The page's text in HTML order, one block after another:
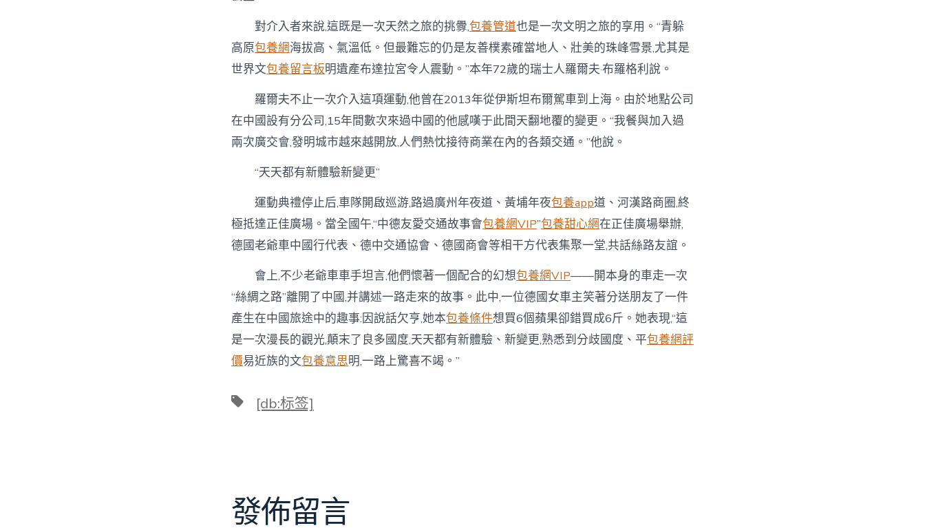
對介入者來說,這既是一次天然之旅的挑釁,包養管道也是一次文明之旅的享用。“青躲
高原包養網海拔高、氣溫低。但最難忘的仍是友善樸素確當地人、壯美的珠峰雪景,尤其是
世界文包養留言板明遺產布達拉宮令人震動。”本年72歲的瑞士人羅爾夫·布羅格利說。
羅爾夫不止一次介入這項運動,他曾在2013年從伊斯坦布爾駕車到上海。由於地點公司
在中國設有分公司,15年間數次來過中國的他感嘆于此間天翻地覆的變更。“我餐與加入過
兩次廣交會,發明城市越來越開放,人們熱忱接待商業在內的各類交通。”他說。
“天天都有新體驗新變更”
運動典禮停止后,車隊開啟巡游,路過廣州年夜道、黃埔年夜包養app道、河漢路商圈,終
極抵達正佳廣場。當全國午,“中德友愛交通故事會包養網VIP”包養甜心網在正佳廣場舉辦,
德國老爺車中國行代表、德中交通協會、德國商會等相干方代表集聚一堂,共話絲路友誼。
會上,不少老爺車車手坦言,他們懷著一個配合的幻想包養網VIP——開本身的車走一次
“絲綢之路”離開了中國,并講述一路走來的故事。此中,一位德國女車主笑著分送朋友了一件
產生在中國旅途中的趣事:因說話欠亨,她本包養條件想買6個蘋果卻錯買成6斤。她表現,“這
是一次漫長的觀光,顛末了良多國度,天天都有新體驗、新變更,熟悉到分歧國度、平包養網評
價易近族的文包養意思明,一路上驚喜不竭。”
標 [db:标签]
發佈留言